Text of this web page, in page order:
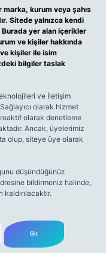
kurum veya şahıs
Sitede yalnızca kendi
Burada yer alan içerikler
ve kişiler hakkında
kişiler ile isim
bilgiler taslak
ve İletişim
olarak hizmet
olarak denetleme
Ancak, üyelerimiz
olup, siteye üye olarak
düşündüğünüz
bildirmeniz halinde,